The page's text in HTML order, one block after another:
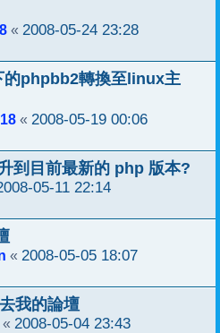
« 2008-05-24 23:28
的phpbb2轉換至linux主
« 2008-05-19 00:06
到目前最新的 php 版本?
05-11 22:14
« 2008-05-05 18:07
我的論壇
« 2008-05-04 23:43